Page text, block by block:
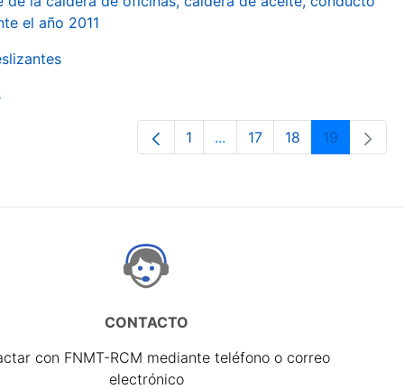
el año 2011
Página
1 ...Páginas intermedias Use
Página
17 Página
18 Página
19
CONTACTO
con FNMT-RCM mediante teléfono o correo
electrónico